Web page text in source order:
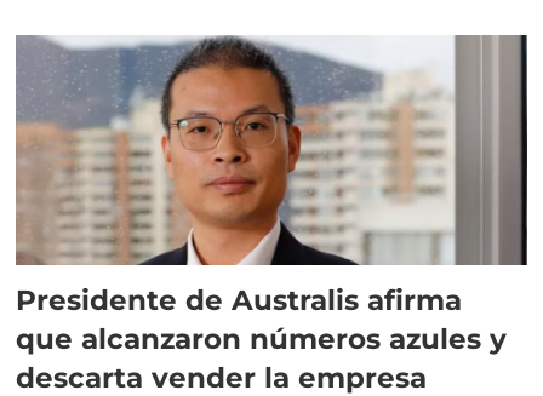
Presidente de Australis afirma
que alcanzaron números azules y
descarta vender la empresa